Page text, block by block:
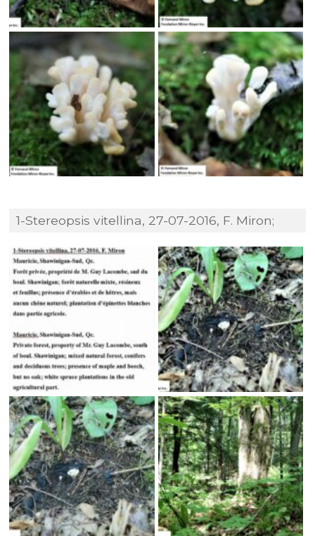
1-Stereopsis vitellina, 27-07-2016, F. Miron;